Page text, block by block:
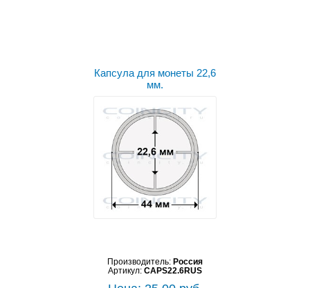
Капсула для монеты 22,6
мм.
Производитель: Россия
Артикул: CAPS22.6RUS